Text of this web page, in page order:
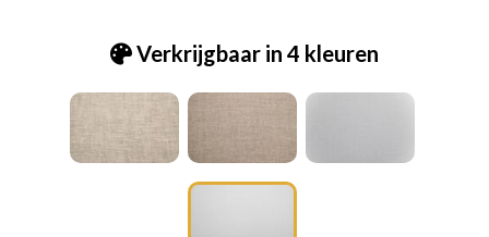
Verkrijgbaar in 4 kleuren